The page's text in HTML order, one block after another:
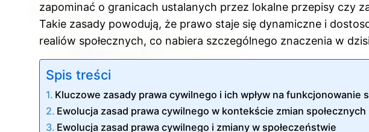
zapominać o granicach ustalanych przez lokalne przepisy czy
Takie zasady powodują, że prawo staje się dynamiczne i
realiów społecznych, co nabiera szczególnego znaczenia w
Spis treści
Kluczowe zasady prawa cywilnego i ich wpływ na funkcjonowanie
Ewolucja zasad prawa cywilnego w kontekście zmian społecznych
Ewolucja zasad prawa cywilnego i zmiany w społeczeństwie